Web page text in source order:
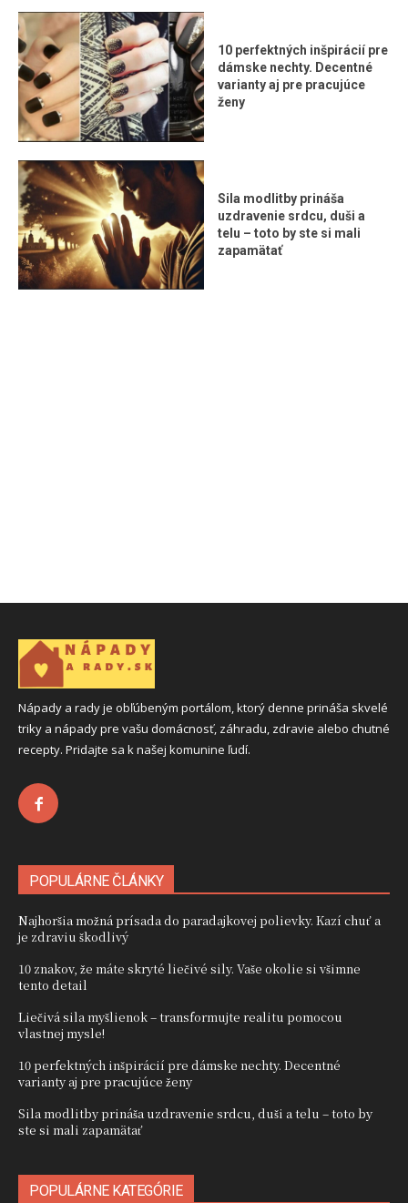
10 perfektných inšpirácií pre
dámske nechty. Decentné
varianty aj pre pracujúce
ženy
Sila modlitby prináša
uzdravenie srdcu, duši a
telu – toto by ste si mali
zapamätať
Nápady a rady je obľúbeným portálom, ktorý denne prináša skvelé
triky a nápady pre vašu domácnosť, záhradu, zdravie alebo chutné
recepty. Pridajte sa k našej komunine ľudí.
POPULÁRNE ČLÁNKY
Najhoršia možná prísada do paradajkovej polievky. Kazí chuť a
je zdraviu škodlivý
10 znakov, že máte skryté liečivé sily. Vaše okolie si všimne
tento detail
Liečivá sila myšlienok – transformujte realitu pomocou
vlastnej mysle!
10 perfektných inšpirácií pre dámske nechty. Decentné
varianty aj pre pracujúce ženy
Sila modlitby prináša uzdravenie srdcu, duši a telu – toto by
ste si mali zapamätať
POPULÁRNE KATEGÓRIE